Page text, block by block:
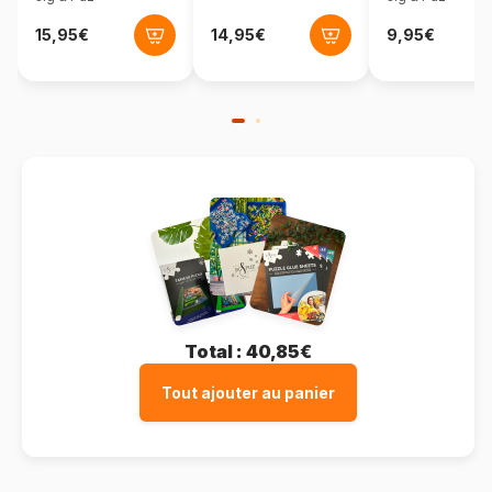
Total : 40,85€
Tout ajouter au panier